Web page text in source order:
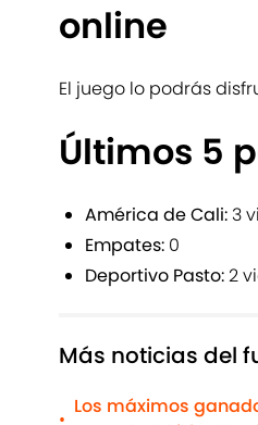
online
El juego lo podrás
Últimos 5
América de Cali: 3
Empates: 0
Deportivo Pasto:2
Más noticias del
•
Los máximos